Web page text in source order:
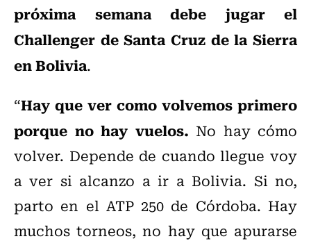
próxima semana debe jugar el
Challenger de Santa Cruz de la Sierra
en Bolivia.
“Hay que ver como volvemos primero
porque no hay vuelos. No hay cómo
volver. Depende de cuando llegue voy
a ver si alcanzo a ir a Bolivia. Si no,
parto en el ATP 250 de Córdoba. Hay
muchos torneos, no hay que apurarse